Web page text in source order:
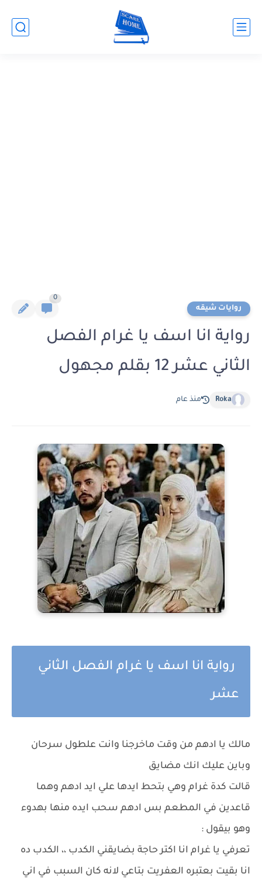
روايات شيقه
0
رواية انا اسف يا غرام الفصل
الثاني عشر 12 بقلم مجهول
Roka منذ عام
رواية انا اسف يا غرام الفصل الثاني
عشر
مالك يا ادهم من وقت ماخرجنا وانت علطول سرحان
وباين عليك انك مضايق
قالت كدة غرام وهي بتحط ايدها علي ايد ادهم وهما
قاعدين في المطعم بس ادهم سحب ايده منها بهدوء
وهو بيقول :
تعرفي يا غرام انا اكتر حاجة بضايقني الكدب ،، الكدب ده
انا بقيت بعتبره العفريت بتاعي لانه كان السبب في اني